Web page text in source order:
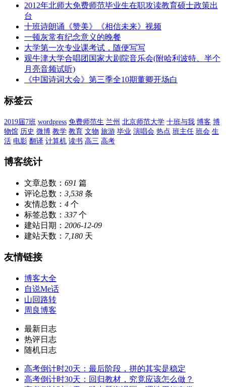
2012年北师大免费师范毕业生在职攻读教育硕士政策出
台
十班诗朗诵《赞美》《相信未来》视频
一顿灰常有纪念意义的晚餐
大学第一次专业课考试，随便写写
观牛津大学合唱团国家大剧院音乐会(附哈利波特、半个
月亮音频试听)
《中国诗词大会》第三季全10期董卿开场白
标签云
2019届7班 wordpress 免费师范生 兰州 北京师范大学 十班与我 博客 博
物馆 历史 微博 教学 教育 文物 旅游 毕业 演唱会 热点 班主任 班会 生
活 电影 翻译 计算机 读书 高三 高考
博客统计
文章总数： 691 篇
评论总数： 3,538 条
友情总数： 4 个
标签总数： 337个
建站日期： 2006-12-09
建站天数： 7,180 天
友情链接
博客大全
自说Me话
山回路转
周良博客
最新日志
热评日志
随机日志
高考倒计时20天：最后阶段，拼的其实是稳定
高考倒计时30天：回归教材，究竟应该怎么做？